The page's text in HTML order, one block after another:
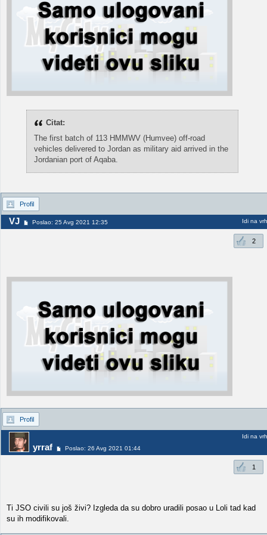
Citat:
The first batch of 113 HMMWV (Humvee) off-road
vehicles delivered to Jordan as military aid arrived in the
Jordanian port of Aqaba.
Profil
VJ Poslao: 25 Avg 2021 12:35 Idi na vrh
2
Profil
yrraf Poslao: 26 Avg 2021 01:44
Idi na vrh
1
Ti JSO civili su još živi? Izgleda da su dobro uradili posao u Loli tad kad
su ih modifikovali.